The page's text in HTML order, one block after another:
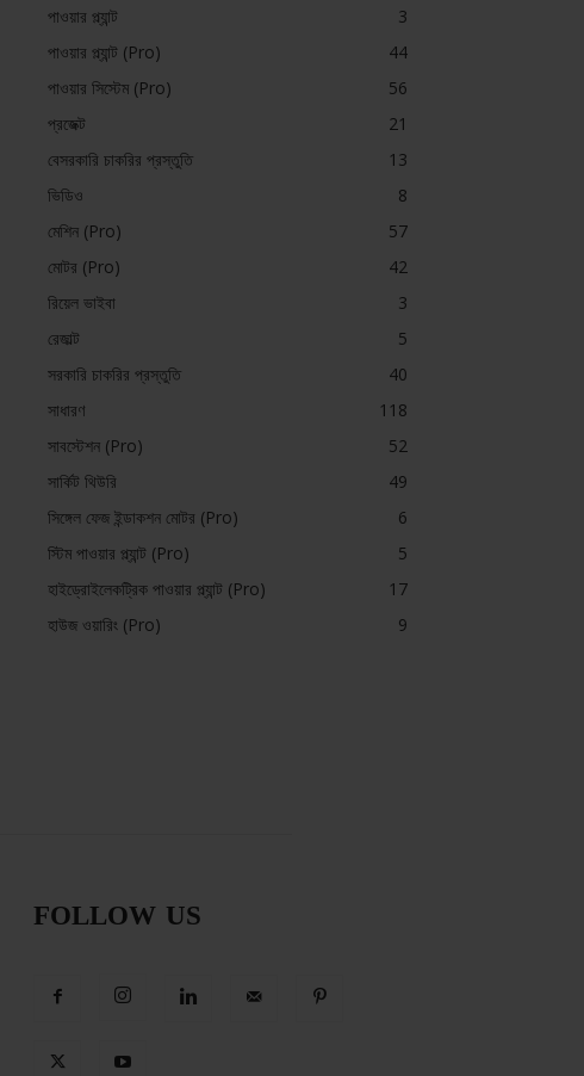
পাওয়ার প্ল্যান্ট
3
পাওয়ার প্ল্যান্ট (Pro)
44
পাওয়ার সিস্টেম (Pro)
56
প্রজেক্ট
21
বেসরকারি চাকরির প্রস্তুতি
13
ভিডিও
8
মেশিন (Pro)
57
মোটর (Pro)
42
রিয়েল ভাইবা
3
রেজাল্ট
5
সরকারি চাকরির প্রস্তুতি
40
সাধারণ
118
সাবস্টেশন (Pro)
52
সার্কিট থিউরি
49
সিঙ্গেল ফেজ ইন্ডাকশন মোটর (Pro)
6
স্টিম পাওয়ার প্ল্যান্ট (Pro)
5
হাইড্রোইলেকট্রিক পাওয়ার প্ল্যান্ট (Pro)
17
হাউজ ওয়ারিং (Pro)
9
FOLLOW US